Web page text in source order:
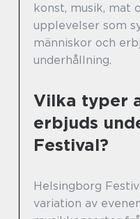
konst, musik, mat
upplevelser som
människor och
underhållning.
Vilka typer
erbjuds
Festival?
Helsingborg
variation av